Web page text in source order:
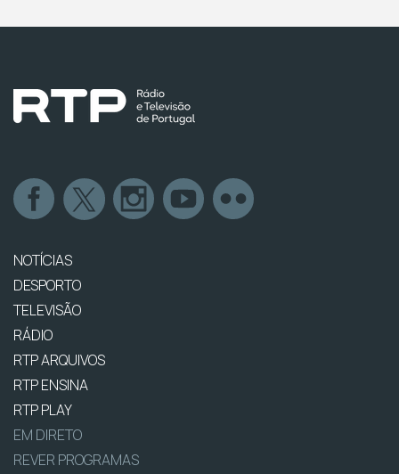
NOTÍCIAS
DESPORTO
TELEVISÃO
RÁDIO
RTP ARQUIVOS
RTP ENSINA
RTP PLAY
EM DIRETO
REVER PROGRAMAS